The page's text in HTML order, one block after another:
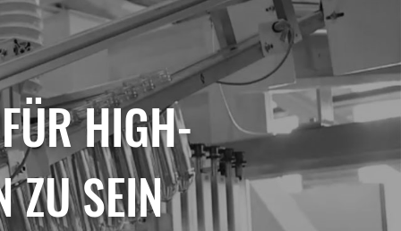
HIGH-
ZU SEIN